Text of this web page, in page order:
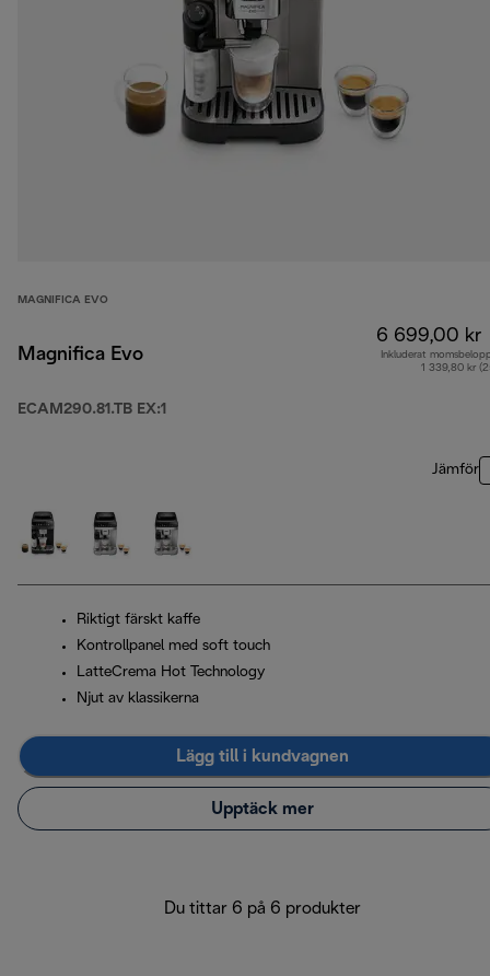
MAGNIFICA EVO
Magnifica Evo
ECAM290.81.TB EX:1
6 699,00 kr
Inkluderat
1 339,80 kr
Jämför
Riktigt färskt kaffe
Kontrollpanel med soft touch
LatteCrema Hot Technology
Njut av klassikerna
Lägg till i kundvagnen
Upptäck mer
Du tittar 6 på 6 produkter